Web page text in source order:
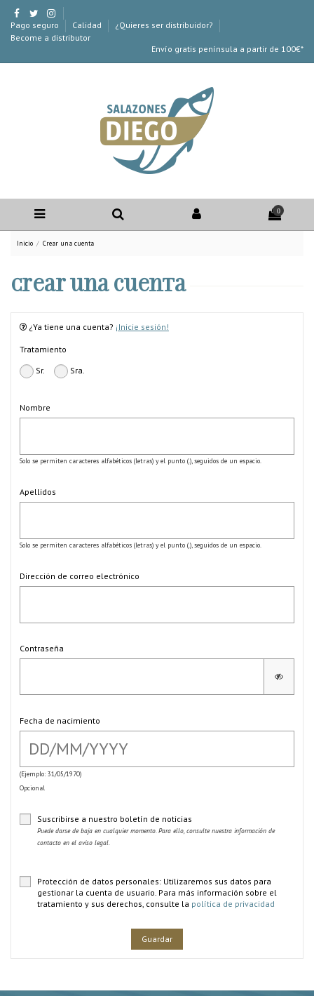
Pago seguro Calidad
¿Quieres ser distribuidor?
Become a distributor
Envío gratis península a partir de 100€*
0
Inicio Crear una cuenta
Crear una cuenta
¿Ya tiene una cuenta? ¡Inicie sesión!
Tratamiento
Sr.
Sra.
Nombre
Solo se permiten caracteres alfabéticos (letras) y el punto (.), seguidos de un espacio.
Apellidos
Solo se permiten caracteres alfabéticos (letras) y el punto (.), seguidos de un espacio.
Dirección de correo electrónico
Contraseña
Fecha de nacimiento
(Ejemplo: 31/05/1970)
Opcional
Suscribirse a nuestro boletín de noticias
Puede darse de baja en cualquier momento. Para ello, consulte nuestra información de
contacto en el aviso legal.
Protección de datos personales: Utilizaremos sus datos para
gestionar la cuenta de usuario. Para más información sobre el
tratamiento y sus derechos, consulte la política de privacidad
Guardar